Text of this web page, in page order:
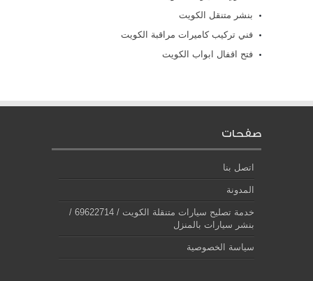
بنشر متنقل الكويت
فني تركيب كاميرات مراقبة الكويت
فتح اقفال ابواب الكويت
صفحات
اتصل بنا
المدونة
خدمة تصليح سيارات متنقلة الكويت / 69622714‬ /
بنشر سيارات بالمنزل
سياسة الخصوصية